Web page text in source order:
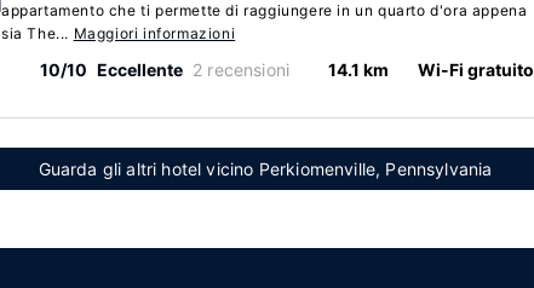
appartamento che ti permette di raggiungere in un quarto d'ora appena
sia The... Maggiori informazioni
10/10 Eccellente 2 recensioni 14.1 km Wi-Fi gratuito
Guarda gli altri hotel vicino Perkiomenville, Pennsylvania